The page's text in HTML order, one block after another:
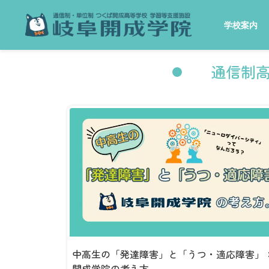
学校案内
通信制
中高生の「発達障害」と「うつ・適応障害」